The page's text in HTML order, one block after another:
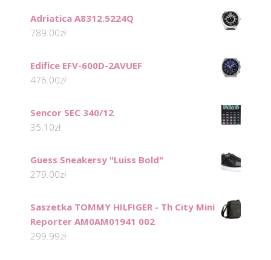
Adriatica A8312.5224Q
789.00zł
Edifice EFV-600D-2AVUEF
476.00zł
Sencor SEC 340/12
35.10zł
Guess Sneakersy "Luiss Bold"
279.00zł
Saszetka TOMMY HILFIGER - Th City Mini
Reporter AM0AM01941 002
299.99zł